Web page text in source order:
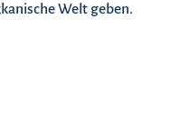
Welt geben.